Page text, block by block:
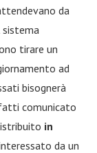
da
tirare un
ad
bisognerà
comunicato
in
da un